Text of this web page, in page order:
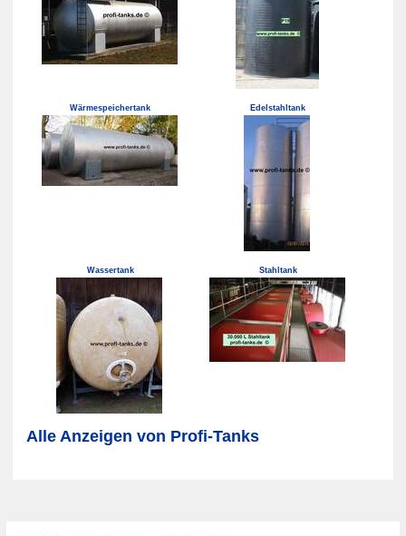
Wärmespeichertank Edelstahltank
Wassertank Stahltank
Alle Anzeigen von Profi-Tanks